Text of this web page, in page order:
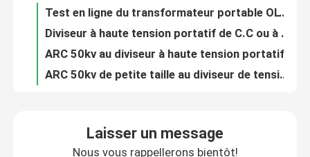
Nous contacter
Demandez un devis
Matériel d'essai au feu
Le meilleur essayeur de tension claque d'huile de transformateur des prix 100kv de Bdv-II
Appareil de contrôle fiable 60kv 80kv 100kv de l'huile IEC60156 de laboratoire chaud de vente de BDV-I
Zja extérieur utilisant l'équipement de filtrage d'huile isolante de transformateur
Laisser un message
Nous vous rappellerons bientôt!